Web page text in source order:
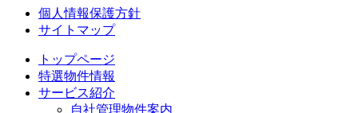
個人情報保護方針
サイトマップ
トップページ
特選物件情報
サービス紹介
自社管理物件案内